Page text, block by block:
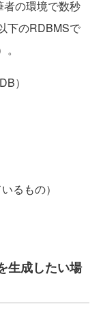
の環境で数秒
下のRDBMSで
）
るもの）
生成したい場